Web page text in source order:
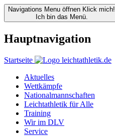
Navigations Menu öffnen Klick mich!
Ich bin das Menü.
Hauptnavigation
Startseite
Aktuelles
Wettkämpfe
Nationalmannschaften
Leichtathletik für Alle
Training
Wir im DLV
Service